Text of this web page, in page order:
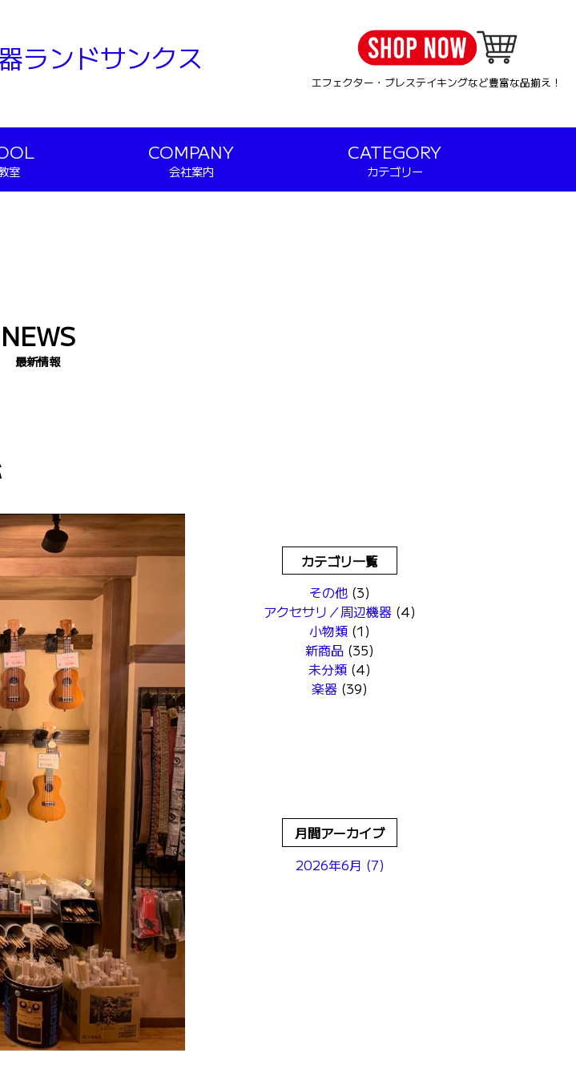
ランドサンクス
エフェクター・ブレステイキングなど豊富な品揃え！
室
COMPANY
会社案内
CATEGORY
カテゴリー
NEWS
最新情報
カテゴリ一覧
その他 (3)
アクセサリ／周辺機器 (4)
小物類 (1)
新商品 (35)
未分類 (4)
楽器 (39)
月間アーカイブ
2026年6月 (7)